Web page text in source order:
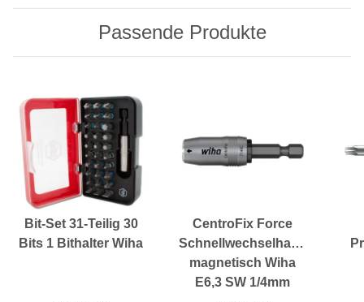
Passende Produkte
Bit-Set 31-Teilig 30
Bits 1 Bithalter Wiha
CentroFix Force
Schnellwechselhalter
magnetisch Wiha
E6,3 SW 1/4mm